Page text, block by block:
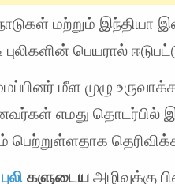
மற்றும் இந்தியா
பெயரால்
மீள முழு
எமது தொடர்பில்
பெற்றுள்ளதாக
புலி களுடையஅழிவுக்கு